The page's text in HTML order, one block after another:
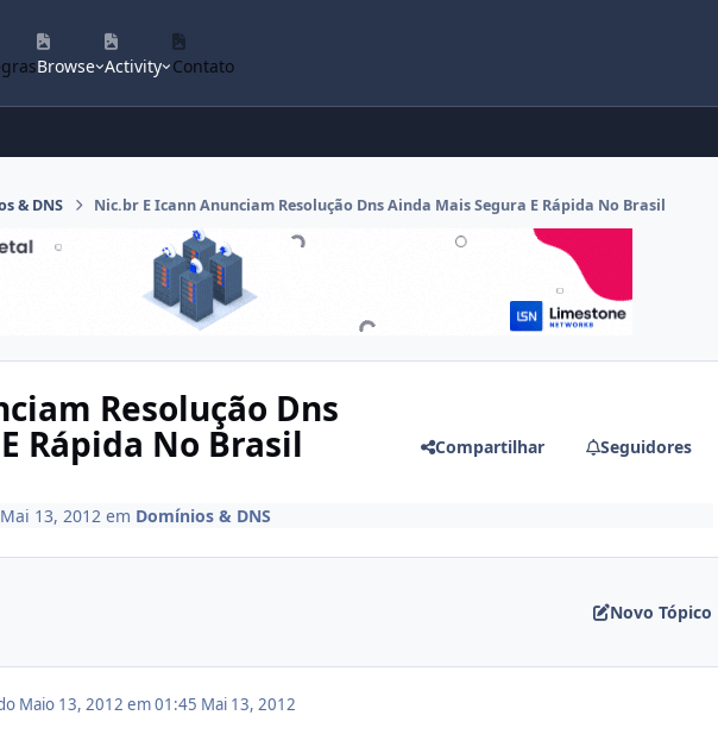
Browse Activity Contato
& DNS Nic.br E Icann Anunciam Resolução Dns Ainda Mais Segura E Rápida No Brasil
Resolução Dns
Rápida No Brasil Compartilhar Seguidores
Mai 13, 2012 em Domínios & DNS
Novo Tópico
Maio 13, 2012 em 01:45 Mai 13, 2012